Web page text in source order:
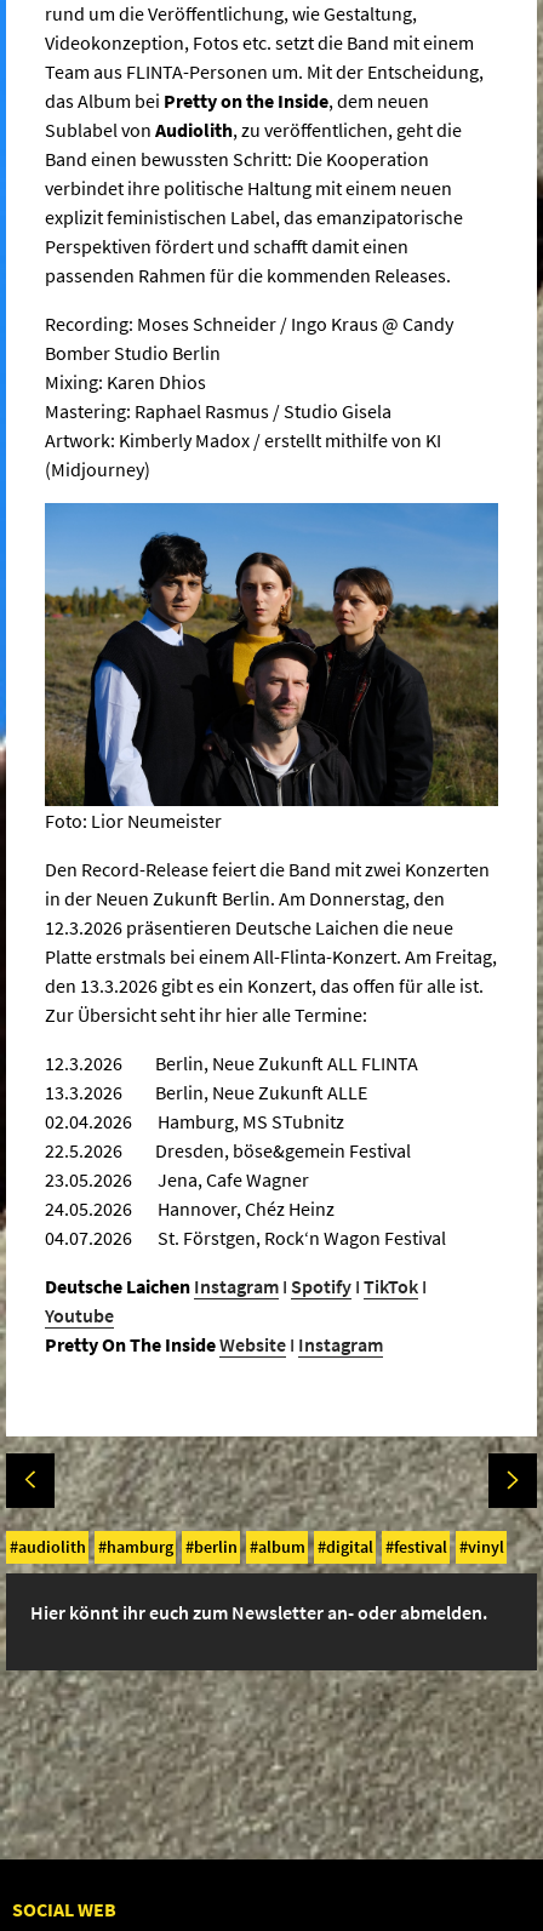
rund um die Veröffentlichung, wie Gestaltung,
Videokonzeption, Fotos etc. setzt die Band mit einem
Team aus FLINTA-Personen um. Mit der Entscheidung,
das Album bei Pretty on the Inside, dem neuen
Sublabel von Audiolith, zu veröffentlichen, geht die
Band einen bewussten Schritt: Die Kooperation
verbindet ihre politische Haltung mit einem neuen
explizit feministischen Label, das emanzipatorische
Perspektiven fördert und schafft damit einen
passenden Rahmen für die kommenden Releases.
Recording: Moses Schneider / Ingo Kraus @ Candy
Bomber Studio Berlin
Mixing: Karen Dhios
Mastering: Raphael Rasmus / Studio Gisela
Artwork: Kimberly Madox / erstellt mithilfe von KI
(Midjourney)
Foto: Lior Neumeister
Den Record-Release feiert die Band mit zwei Konzerten
in der Neuen Zukunft Berlin. Am Donnerstag, den
12.3.2026 präsentieren Deutsche Laichen die neue
Platte erstmals bei einem All-Flinta-Konzert. Am Freitag,
den 13.3.2026 gibt es ein Konzert, das offen für alle ist.
Zur Übersicht seht ihr hier alle Termine:
12.3.2026 Berlin, Neue Zukunft ALL FLINTA
13.3.2026 Berlin, Neue Zukunft ALLE
02.04.2026 Hamburg, MS STubnitz
22.5.2026 Dresden, böse&gemein Festival
23.05.2026 Jena, Cafe Wagner
24.05.2026 Hannover, Chéz Heinz
04.07.2026 St. Förstgen, Rock‘n Wagon Festival
Deutsche Laichen Instagram I Spotify I TikTok I
Youtube
Pretty On The InsideWebsite I Instagram
audiolith hamburg berlin album digital festival vinyl
Hier könnt ihr euch zum Newsletter an- oder abmelden.
SOCIAL WEB